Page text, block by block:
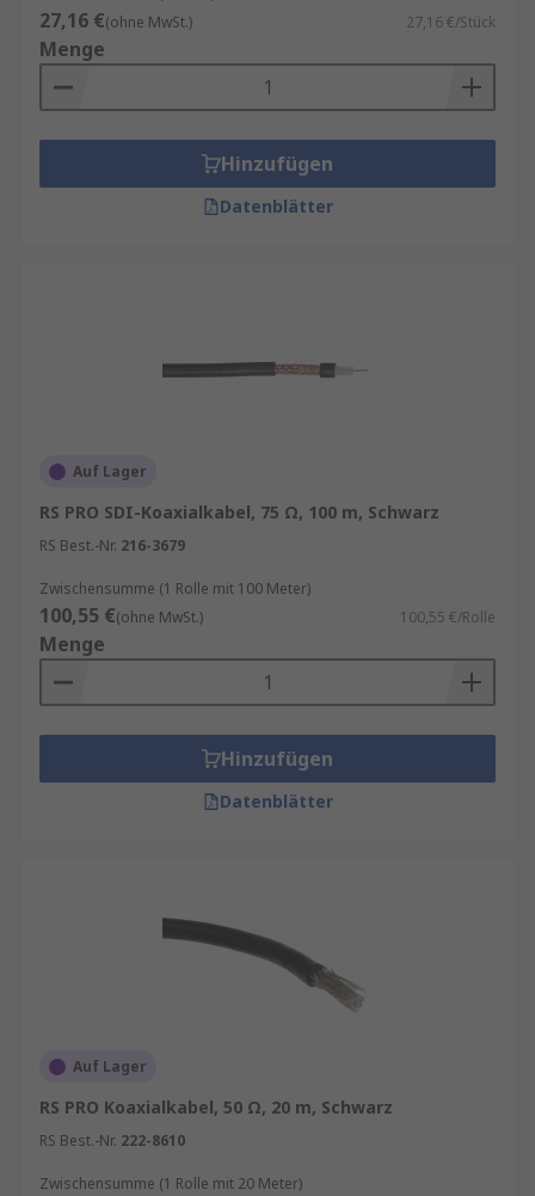
27,16 €(ohne MwSt.) 27,16 €/Stück
Menge
Hinzufügen
Datenblätter
Auf Lager
RS PRO SDI-Koaxialkabel, 75 Ω, 100 m, Schwarz
RS Best.-Nr. 216-3679
Zwischensumme (1 Rolle mit 100 Meter)
100,55 €(ohne MwSt.) 100,55 €/Rolle
Menge
Hinzufügen
Datenblätter
Auf Lager
RS PRO Koaxialkabel, 50 Ω, 20 m, Schwarz
RS Best.-Nr. 222-8610
Zwischensumme (1 Rolle mit 20 Meter)